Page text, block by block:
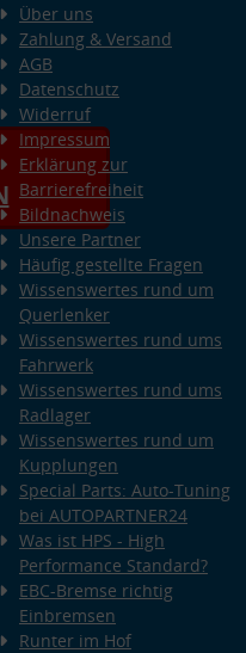
Über uns
Zahlung & Versand
AGB
Datenschutz
Widerruf
Impressum
Erklärung zur
Barrierefreiheit
Bildnachweis
Unsere Partner
Häufig gestellte Fragen
Wissenswertes rund um
Querlenker
Wissenswertes rund ums
Fahrwerk
Wissenswertes rund ums
Radlager
Wissenswertes rund um
Kupplungen
Special Parts: Auto-Tuning
bei AUTOPARTNER24
Was ist HPS - High
Performance Standard?
EBC-Bremse richtig
Einbremsen
Runter im Hof